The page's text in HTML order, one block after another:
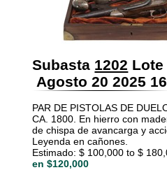
Subasta 1202 Lote
Agosto 20 2025
PAR DE PISTOLAS DE
CA. 1800. En hierro con
de chispa de avancarga y
Leyenda en cañones.
Estimado: $ 100,000 to $
en $120,000